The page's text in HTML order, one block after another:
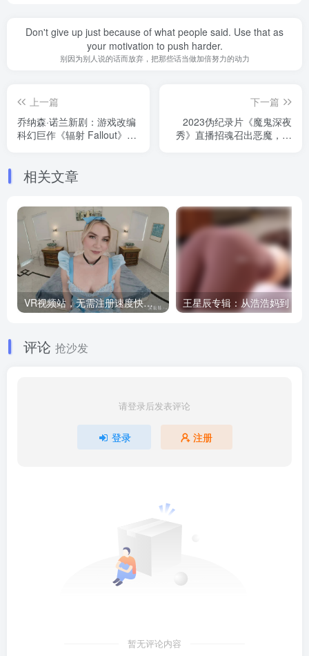
Don't give up just because of what people said. Use that as
your motivation to push harder.
别因为别人说的话而放弃，把那些话当做加倍努力的动力
上一篇
乔纳森·诺兰新剧：游戏改编
科幻巨作《辐射 Fallout》全
下一篇
2023伪纪录片《魔鬼深夜
秀》直播招魂召出恶魔，烂
相关文章
VR视频站，无需注册速度快，Oculus Quest VR 必备站
评论 抢沙发
请登录后发表评论
登录 注册
暂无评论内容